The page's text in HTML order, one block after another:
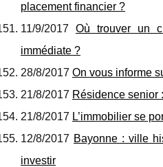
placement financier ?
11/9/2017 Où trouver un
immédiate ?
28/8/2017 On vous informe
21/8/2017 Résidence senior
21/8/2017 L’immobilier se
12/8/2017 Bayonne : ville
investir